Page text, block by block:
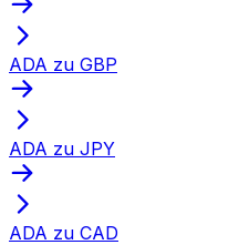
ADA zu GBP
ADA zu JPY
ADA zu CAD